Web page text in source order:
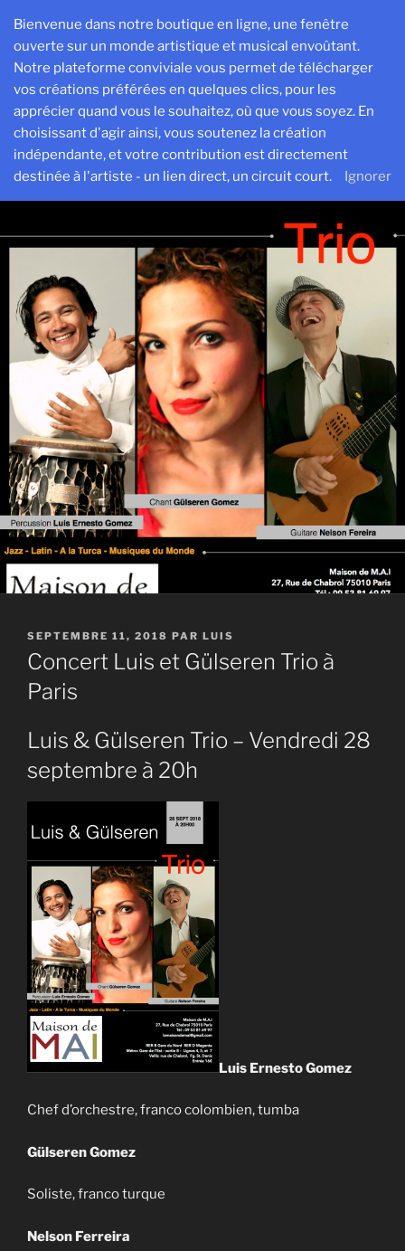
Bienvenue dans notre boutique en ligne, une fenêtre
ouverte sur un monde artistique et musical envoûtant.
Notre plateforme conviviale vous permet de télécharger
vos créations préférées en quelques clics, pour les
apprécier quand vous le souhaitez, où que vous soyez. En
choisissant d'agir ainsi, vous soutenez la création
indépendante, et votre contribution est directement
destinée à l'artiste - un lien direct, un circuit court.
Ignorer
contenu
principal
SESPROD
Créer, exister et transmettre pour avancer ensemble
Menu
PUBLIÉ
LE
SEPTEMBRE 11, 2018 PAR LUIS
Concert Luis et Gülseren Trio à
Paris
Luis & Gülseren Trio – Vendredi 28
septembre à 20h
Luis ErnestoGomez
Chef d’orchestre, franco colombien, tumba
Gülseren Gomez
Soliste, franco turque
Nelson Ferreira